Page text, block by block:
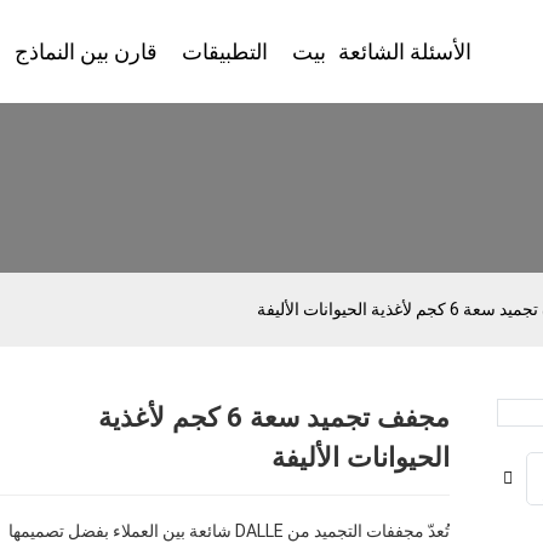
الأسئلة الشائعة بيت التطبيقات قارن بين النماذج
لأغذية الحيوانات الأليفة
Loading...
Loading...
مجفف تجميد سعة 6 كجم لأغذية
الحيوانات الأليفة
تُعدّ مجففات التجميد من DALLE شائعة بين العملاء بفضل تصميمها